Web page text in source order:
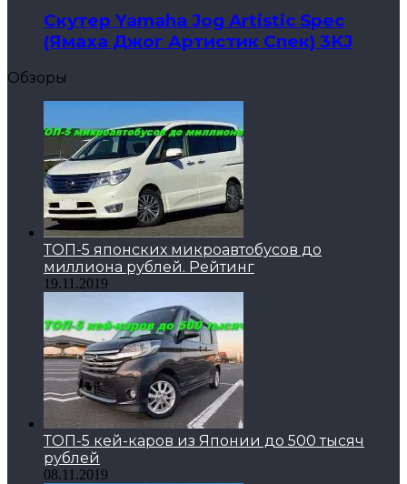
Скутер Yamaha Jog Artistic Spec
(Ямаха Джог Артистик Спек) 3KJ
Обзоры
ТОП-5 японских микроавтобусов до
миллиона рублей. Рейтинг
19.11.2019
ТОП-5 кей-каров из Японии до 500 тысяч
рублей
08.11.2019